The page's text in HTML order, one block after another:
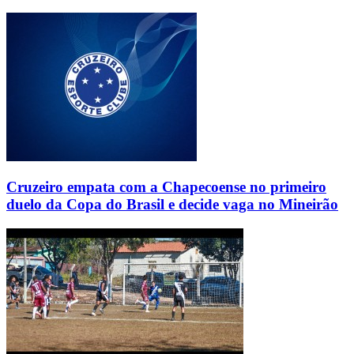
Cruzeiro empata com a Chapecoense no primeiro
duelo da Copa do Brasil e decide vaga no Mineirão